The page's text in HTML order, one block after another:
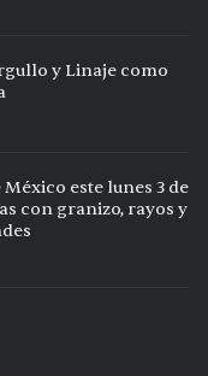
y Linaje como
este lunes 3 de
con granizo, rayos y